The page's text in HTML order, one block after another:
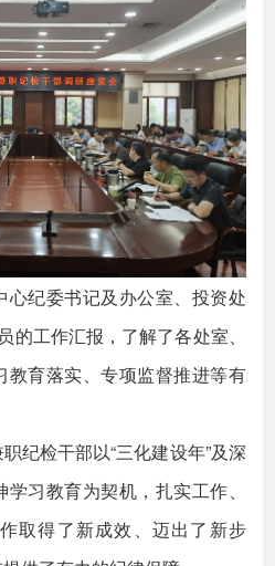
纪委书记及办公室、投资处
工作汇报，了解了各处室、
教育落实、专项监督推进等有
检干部以“三化建设年”及深
习教育为契机，扎实工作、
取得了新成效、迈出了新步